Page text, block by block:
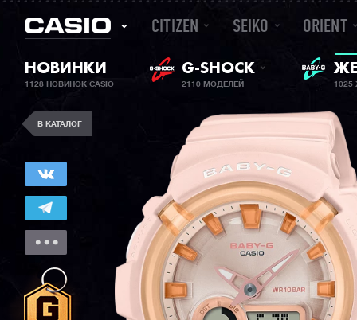
CITIZEN SEIKO ORIENT
НОВИНКИ
1128 НОВИНОК CASIO
G-SHOCK
2110 МОДЕЛЕЙ
В КАТАЛОГ